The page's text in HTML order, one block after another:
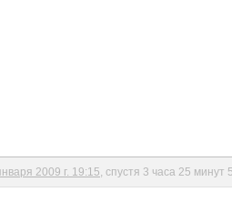
2009 г. 19:15 , спустя 3 часа 25 минут